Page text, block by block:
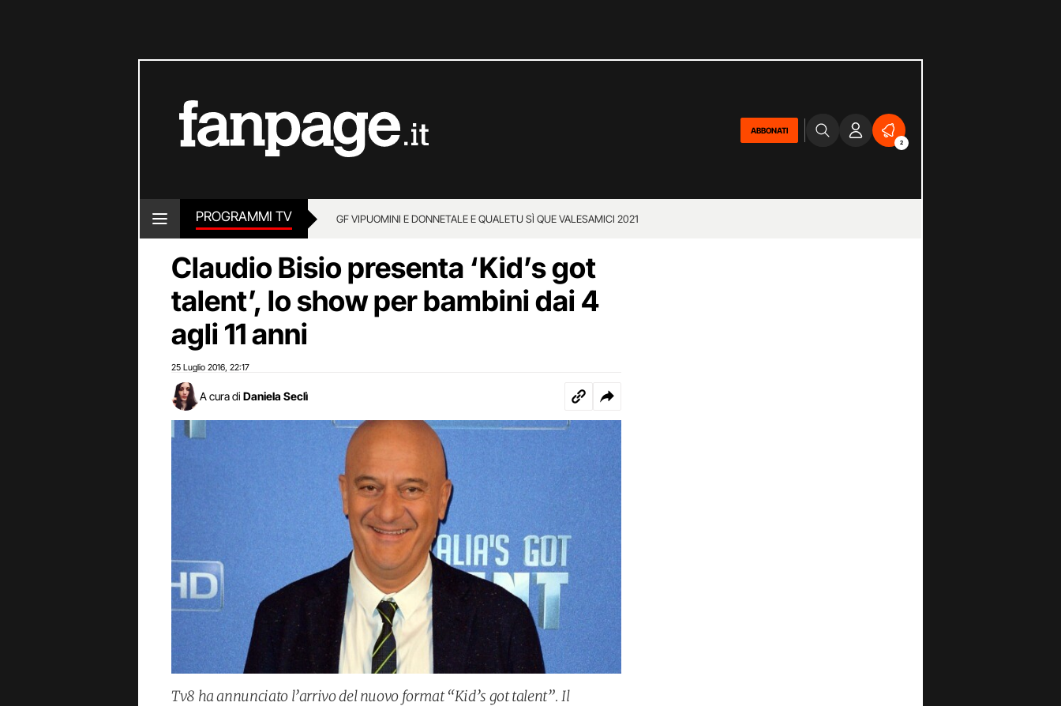
ABBONATI
2
PROGRAMMI TV GF VIPUOMINI E DONNETALE E QUALETU SÌ QUE VALESAMICI 2021
Claudio Bisio presenta ‘Kid’s got
talent’, lo show per bambini dai 4
agli 11 anni
25 Luglio 2016 22:17
A cura di Daniela Seclì
Tv8 ha annunciato l’arrivo del nuovo format “Kid’s got talent”. Il